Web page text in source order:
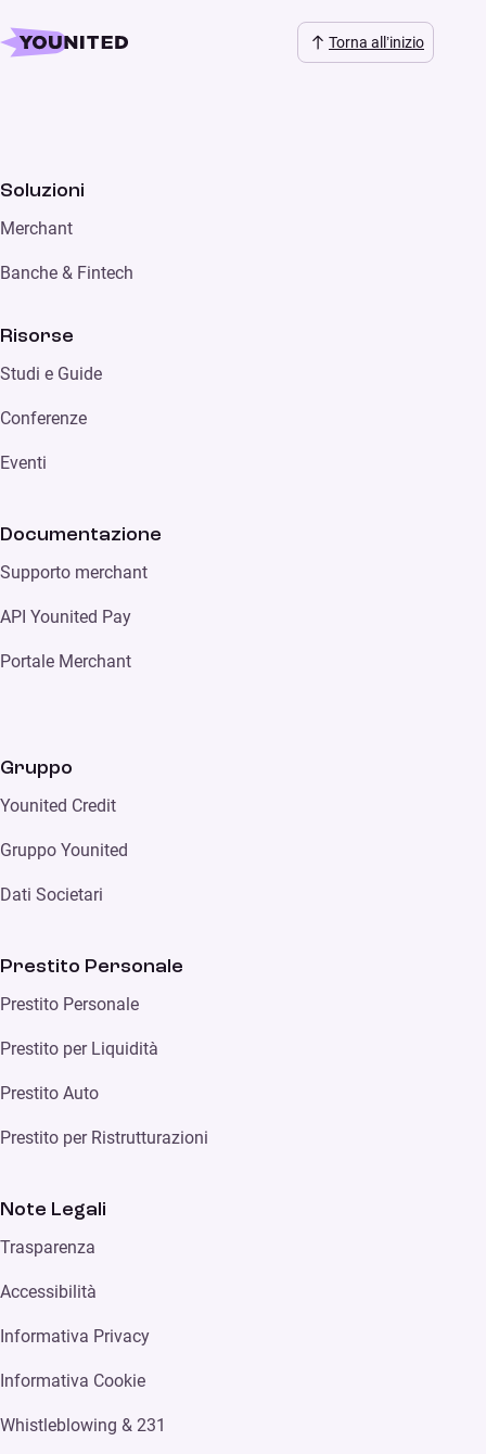
Torna all’inizio
Soluzioni
Merchant
Banche & Fintech
Risorse
Studi e Guide
Conferenze
Eventi
Documentazione
Supporto merchant
API Younited Pay
Portale Merchant
Gruppo
Younited Credit
Gruppo Younited
Dati Societari
Prestito Personale
Prestito Personale
Prestito per Liquidità
Prestito Auto
Prestito per Ristrutturazioni
Note Legali
Trasparenza
Accessibilità
Informativa Privacy
Informativa Cookie
Whistleblowing & 231